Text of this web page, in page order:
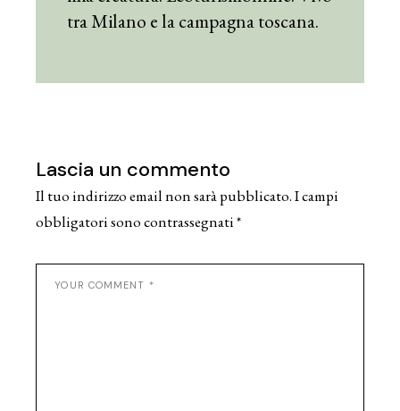
tra Milano e la campagna toscana.
Lascia un commento
Il tuo indirizzo email non sarà pubblicato.I campi
obbligatori sono contrassegnati*